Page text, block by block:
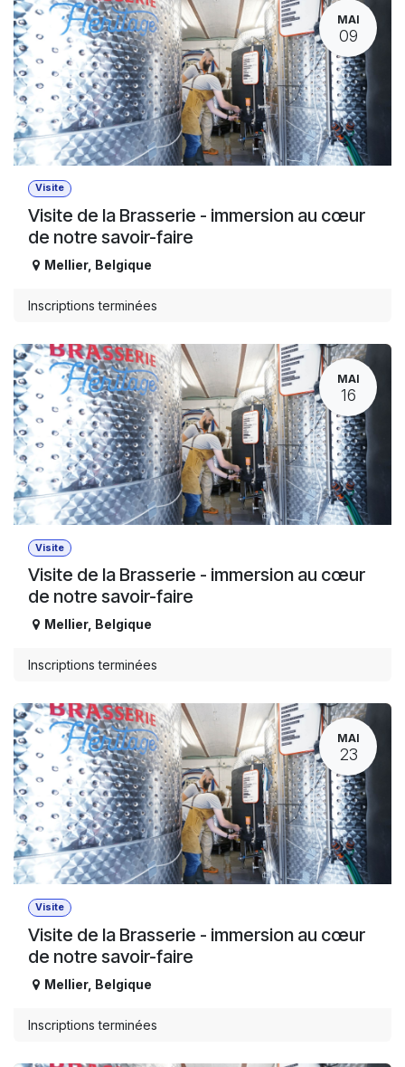
MAI
09
Visite
Visite de la Brasserie - immersion au cœur
de notre savoir-faire
Mellier, Belgique
Inscriptions terminées
MAI
16
Visite
Visite de la Brasserie - immersion au cœur
de notre savoir-faire
Mellier, Belgique
Inscriptions terminées
MAI
23
Visite
Visite de la Brasserie - immersion au cœur
de notre savoir-faire
Mellier, Belgique
Inscriptions terminées